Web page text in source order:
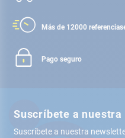
Más de 12000 referencias
Pago seguro
Suscríbete a
Suscríbete a nuestra